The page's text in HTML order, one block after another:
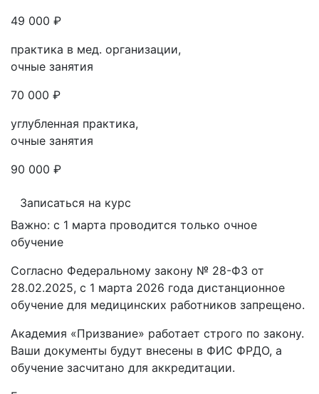
49 000 ₽
практика в мед. организации,
очные занятия
70 000 ₽
углубленная практика,
очные занятия
90 000 ₽
Записаться на курс
Важно: с 1 марта проводится только очное
обучение
Согласно Федеральному закону № 28-ФЗ от
28.02.2025, с 1 марта 2026 года дистанционное
обучение для медицинских работников запрещено.
Академия «Призвание» работает строго по закону.
Ваши документы будут внесены в ФИС ФРДО, а
обучение засчитано для аккредитации.